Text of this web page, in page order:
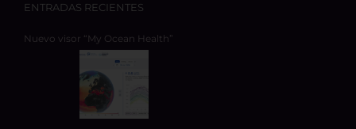
ENTRADAS RECIENTES
Nuevo visor “My Ocean Health”